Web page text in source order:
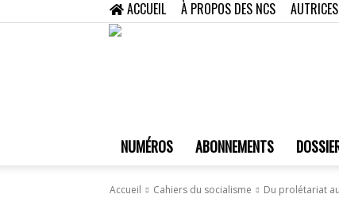
ACCUEIL À PROPOS DES NCS
NUMÉROS ABONNEMENTS
Accueil Cahiers du socialisme Du prolétariat